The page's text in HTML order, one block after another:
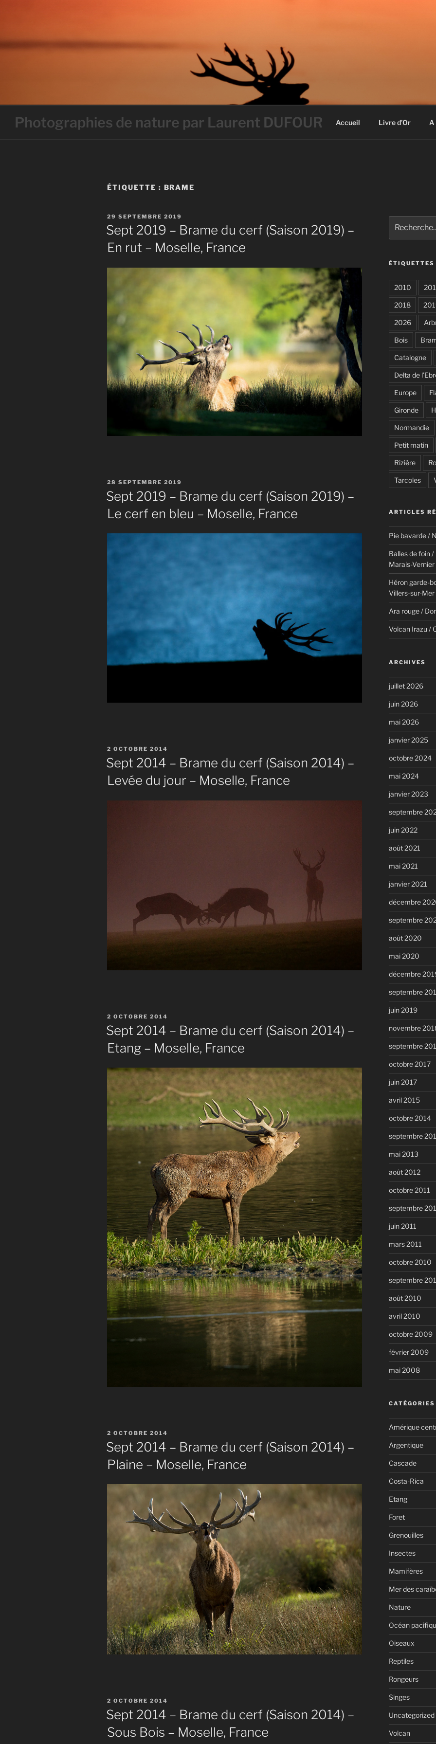
Photographies de nature par Laurent DUFOUR Accueil Livre d’Or A
ÉTIQUETTE : BRAME
PUBLIÉ
LE
29 SEPTEMBRE 2019
Sept 2019 – Brame du cerf (Saison 2019) –
En rut – Moselle, France
PUBLIÉ
LE
28 SEPTEMBRE 2019
Sept 2019 – Brame du cerf (Saison 2019) –
Le cerf en bleu – Moselle, France
PUBLIÉ
LE
2 OCTOBRE 2014
Sept 2014 – Brame du cerf (Saison 2014) –
Levée du jour – Moselle, France
PUBLIÉ
LE
2 OCTOBRE 2014
Sept 2014 – Brame du cerf (Saison 2014) –
Etang – Moselle, France
PUBLIÉ
LE
2 OCTOBRE 2014
Sept 2014 – Brame du cerf (Saison 2014) –
Plaine – Moselle, France
PUBLIÉ
LE
2 OCTOBRE 2014
Sept 2014 – Brame du cerf (Saison 2014) –
Sous Bois – Moselle, France
pour
:
ÉTIQUETTES
2010
2018
2026
Bois
Catalogne
Delta de
Europe
Gironde
Normandie
Petit matin
Rizière
Tarcoles
ARTICLES
Pie bavarde /
Balles de foin
Marais-Vernier
Héron garde-
Villers-sur-Mer
Ara rouge /
Volcan Irazu /
ARCHIVES
juillet 2026
juin 2026
mai 2026
janvier 2025
octobre 2024
mai 2024
janvier 2023
septembre
juin 2022
août 2021
mai 2021
janvier 2021
décembre
septembre
août 2020
mai 2020
décembre
septembre
juin 2019
novembre
septembre
octobre 2017
juin 2017
avril 2015
octobre 2014
septembre
mai 2013
août 2012
octobre 2011
septembre
juin 2011
mars 2011
octobre 2010
septembre
août 2010
avril 2010
octobre 2009
février 2009
mai 2008
CATÉGORIES
Amérique
Argentique
Cascade
Costa-Rica
Etang
Foret
Grenouilles
Insectes
Mamifères
Mer des
Nature
Océan
Oiseaux
Reptiles
Rongeurs
Singes
Uncategorized
Volcan